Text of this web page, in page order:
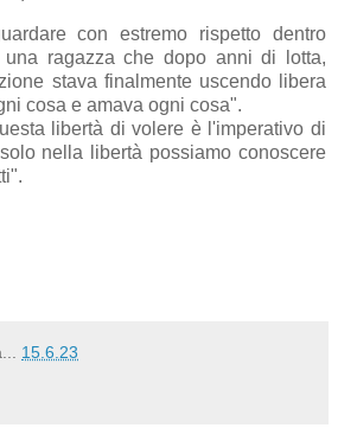
con estremo rispetto dentro
una ragazza che dopo anni di lotta,
stava finalmente uscendo libera
cosa e amava ogni cosa".
libertà di volere è l'imperativo di
nella libertà possiamo conoscere
15.6.23